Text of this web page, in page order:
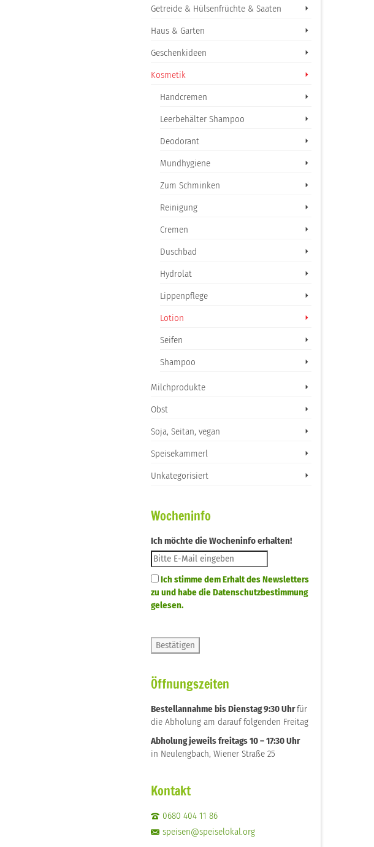
Getreide & Hülsenfrüchte & Saaten
Haus & Garten
Geschenkideen
Kosmetik
Handcremen
Leerbehälter Shampoo
Deodorant
Mundhygiene
Zum Schminken
Reinigung
Cremen
Duschbad
Hydrolat
Lippenpflege
Lotion
Seifen
Shampoo
Milchprodukte
Obst
Soja, Seitan, vegan
Speisekammerl
Unkategorisiert
Wocheninfo
Ich möchte die Wocheninfo erhalten!
Ich stimme dem Erhalt des Newsletters
zu und habe die Datenschutzbestimmung
gelesen.
Öffnungszeiten
Bestellannahme bis Dienstag 9:30 Uhrfür
die Abholung am darauf folgenden Freitag
Abholung jeweils freitags 10 – 17:30 Uhr
in Neulengbach, Wiener Straße 25
Kontakt
0680 404 11 86
speisen@speiselokal.org